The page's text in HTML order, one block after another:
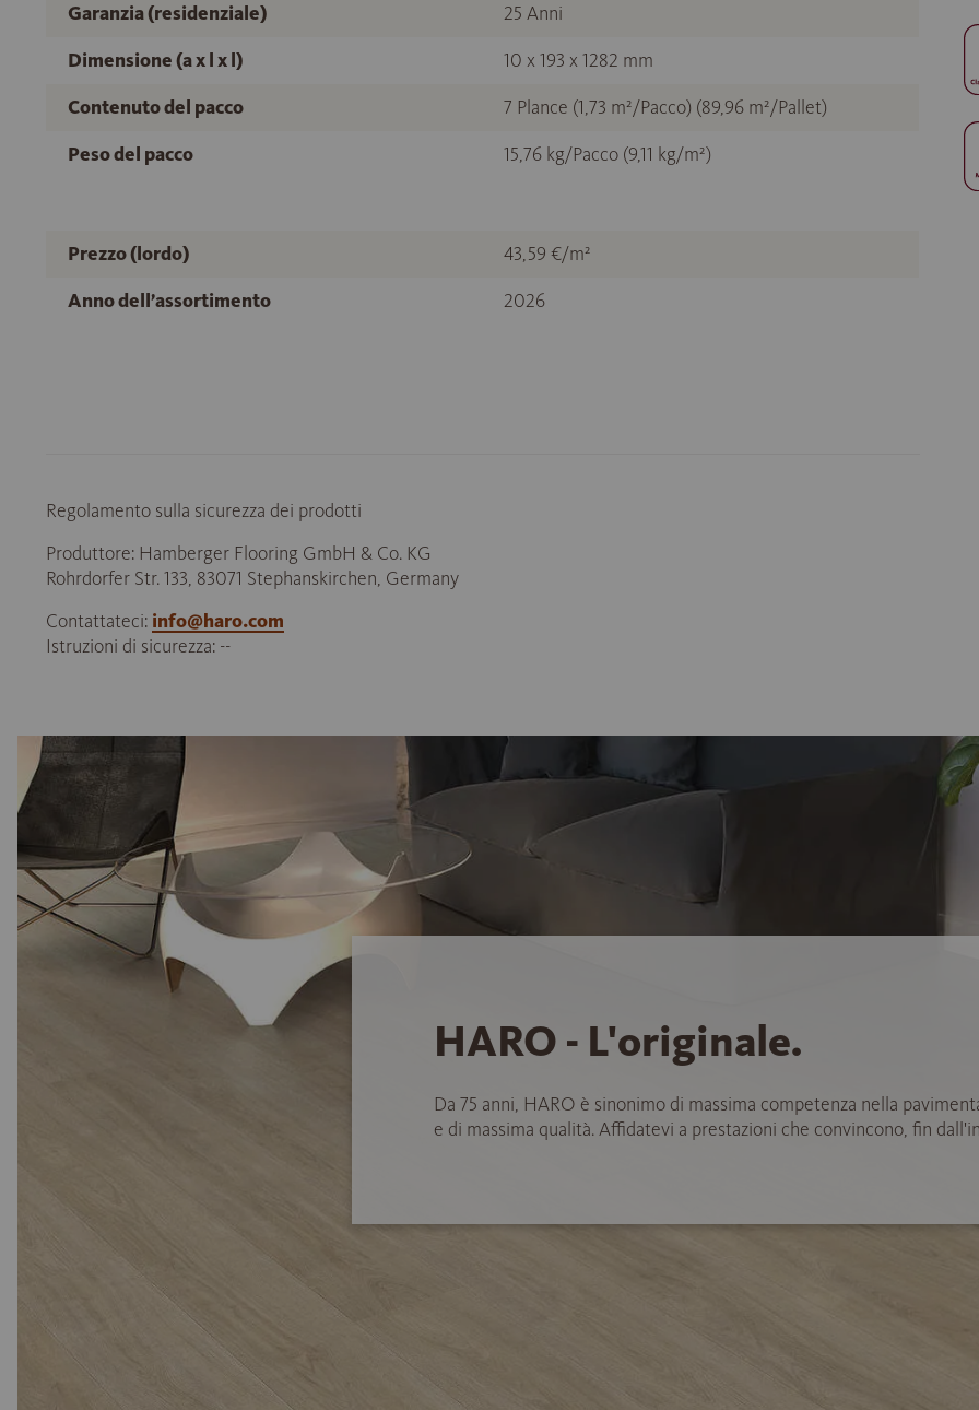
Garanzia (residenziale)
25 Anni
Dimensione (a x l x l)
10 x 193 x 1282 mm
Contenuto del pacco
7 Plance (1,73 m²/Pacco) (89,96 m²/Pallet)
Peso del pacco
15,76 kg/Pacco (9,11 kg/m²)
Prezzo (lordo)
43,59 €/m²
Anno dell’assortimento
2026
Regolamento sulla sicurezza dei prodotti
Produttore: Hamberger Flooring GmbH & Co. KG
Rohrdorfer Str. 133, 83071 Stephanskirchen, Germany
Contattateci: info@haro.com
Istruzioni di sicurezza: --
HARO - L'originale.
Da 75 anni, HARO è sinonimo di massima competenza nella
e di massima qualità. Affidatevi a prestazioni che convincono, fin